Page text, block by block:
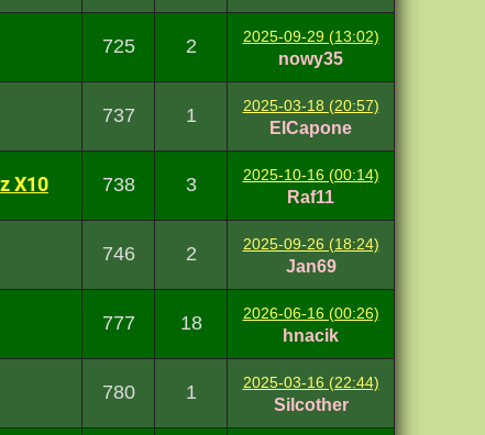
725 2 2025-09-29 (13:02)
nowy35
737 1 2025-03-18 (20:57)
ElCapone
X10 738 3 2025-10-16 (00:14)
Raf11
746 2 2025-09-26 (18:24)
Jan69
777 18 2026-06-16 (00:26)
hnacik
780 1 2025-03-16 (22:44)
Silcother